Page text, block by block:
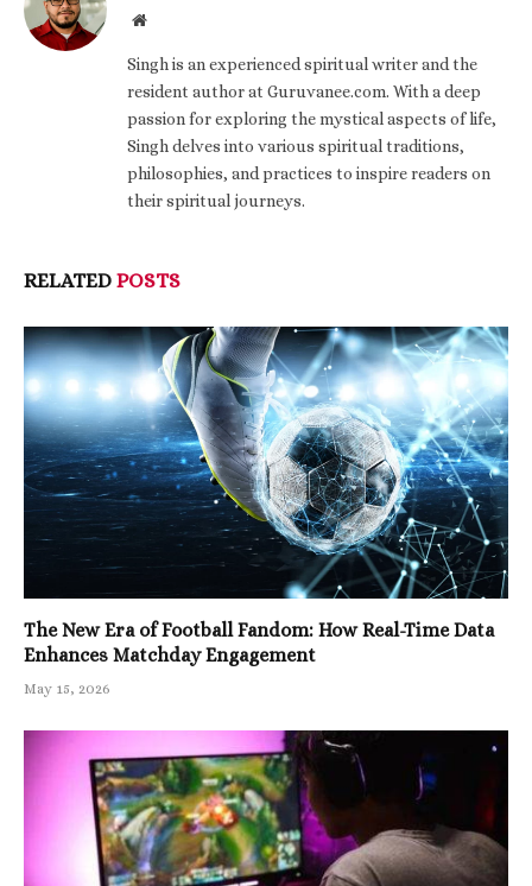
Website
Singh is an experienced spiritual writer and the
resident author at Guruvanee.com. With a deep
passion for exploring the mystical aspects of life,
Singh delves into various spiritual traditions,
philosophies, and practices to inspire readers on
their spiritual journeys.
RELATED POSTS
The New Era of Football Fandom: How Real-Time Data
Enhances Matchday Engagement
May 15, 2026